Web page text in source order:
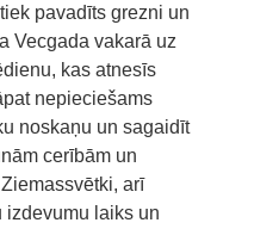
pavadīts grezni un
Vecgada vakarā uz
kas atnesīs
nepieciešams
noskaņu un sagaidīt
cerībām un
arī
laiks un